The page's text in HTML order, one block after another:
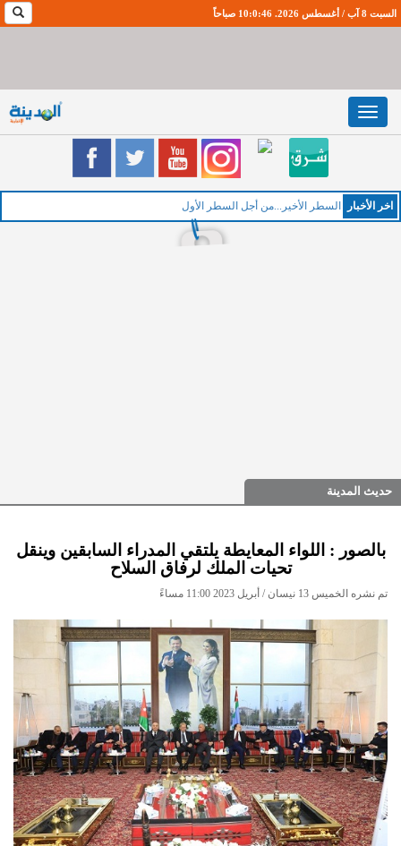
السبت 8 آب / أغسطس 2026. 10:0:48 صباحاً
Toggle
navigation
اخر اﻷخبار الخميس :
حديث المدينة
بالصور : اللواء المعايطة يلتقي المدراء السابقين وينقل
تحيات الملك لرفاق السلاح
تم نشره الخميس 13 نيسان / أبريل 2023 11:00 مساءً